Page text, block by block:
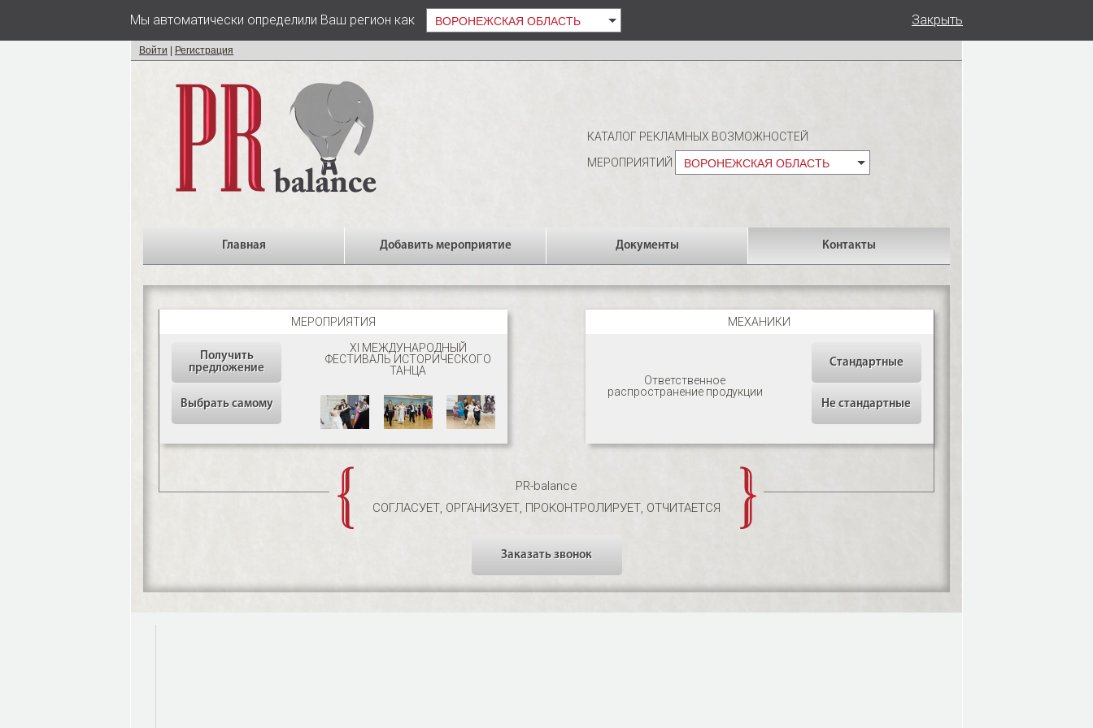
Мы автоматически определили Ваш регион как ВОРОНЕЖСКАЯ ОБЛАСТЬ Закрыть
Войти Регистрация
КАТАЛОГ РЕКЛАМНЫХ ВОЗМОЖНОСТЕЙ
МЕРОПРИЯТИЙ
ВОРОНЕЖСКАЯ ОБЛАСТЬ
Главная Добавить мероприятие Документы Контакты
МЕРОПРИЯТИЯ
Получить
предложение
Выбрать самому
XI МЕЖДУНАРОДНЫЙ
ФЕСТИВАЛЬ ИСТОРИЧЕСКОГО
ТАНЦА
МЕХАНИКИ
Ответственное
распространение продукции
Стандартные
Не стандартные
PR-balance
СОГЛАСУЕТ, ОРГАНИЗУЕТ, ПРОКОНТРОЛИРУЕТ, ОТЧИТАЕТСЯ
Заказать звонок